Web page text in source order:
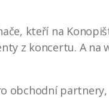
kteří na
z koncertu. A na
obchodní